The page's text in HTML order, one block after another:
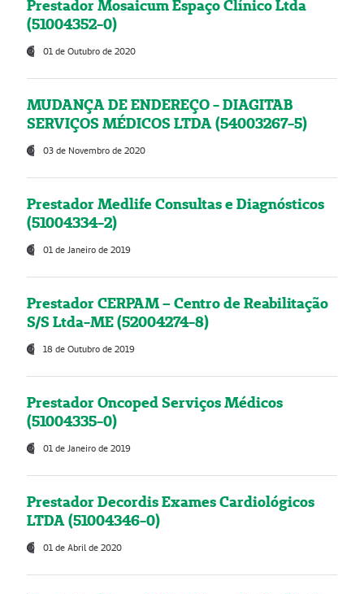
Prestador Mosaicum Espaço Clínico Ltda
(51004352-0)
01 de Outubro de 2020
MUDANÇA DE ENDEREÇO - DIAGITAB
SERVIÇOS MÉDICOS LTDA (54003267-5)
03 de Novembro de 2020
Prestador Medlife Consultas e Diagnósticos
(51004334-2)
01 de Janeiro de 2019
Prestador CERPAM – Centro de Reabilitação
S/S Ltda-ME (52004274-8)
18 de Outubro de 2019
Prestador Oncoped Serviços Médicos
(51004335-0)
01 de Janeiro de 2019
Prestador Decordis Exames Cardiológicos
LTDA (51004346-0)
01 de Abril de 2020